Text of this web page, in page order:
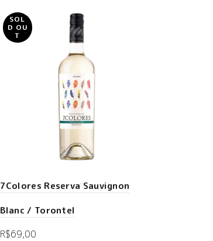
SOL
D OU
T
7Colores Reserva Sauvignon
Blanc / Torontel
R$69,00